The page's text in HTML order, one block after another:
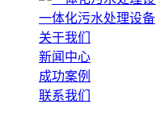
一体化污水处理设备
关于我们
新闻中心
成功案例
联系我们